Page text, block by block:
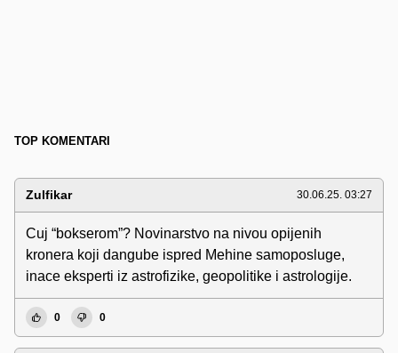
TOP KOMENTARI
Zulfikar 30.06.25. 03:27
Cuj “bokserom”? Novinarstvo na nivou opijenih
kronera koji dangube ispred Mehine samoposluge,
inace eksperti iz astrofizike, geopolitike i astrologije.
0 0